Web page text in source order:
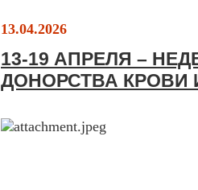
13.04.2026
13-19 АПРЕЛЯ –
ДОНОРСТВА КРОВИ